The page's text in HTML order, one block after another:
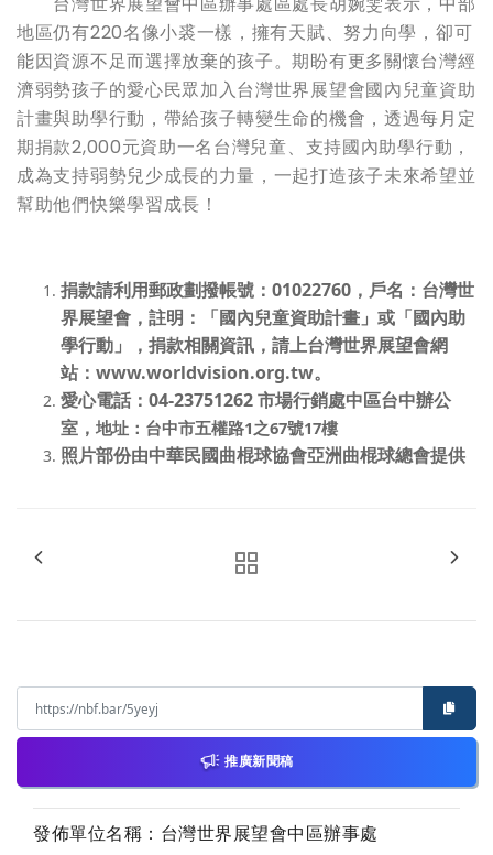
地區仍有220名像小裘一樣，擁有天賦、努力向學，卻可
能因資源不足而選擇放棄的孩子。期盼有更多關懷台灣經
濟弱勢孩子的愛心民眾加入台灣世界展望會國內兒童資助
計畫與助學行動，帶給孩子轉變生命的機會，透過每月定
期捐款2,000元資助一名台灣兒童、支持國內助學行動，
成為支持弱勢兒少成長的力量，一起打造孩子未來希望並
幫助他們快樂學習成長！
捐款請利用郵政劃撥帳號： 01022760 ，戶名：台灣世
界展望會，註明：「國內兒童資助計畫」或「國內助
學行動」，捐款相關資訊，請上台灣世界展望會網
站：www.worldvision.org.tw。
愛心電話： 04-23751262市場行銷處中區台中辦公
室， 地址：台中市五權路1之67號17樓
照片部份由中華民國曲棍球協會亞洲曲棍球總會提供
推廣新聞稿
發佈單位名稱：台灣世界展望會中區辦事處